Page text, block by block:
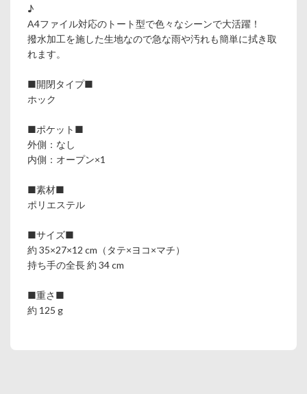
♪
A4ファイル対応のトート型で色々なシーンで大活躍！
撥水加工を施した生地なので急な雨や汚れも簡単に拭き取
れます。
■開閉タイプ■
ホック
■ポケット■
外側：なし
内側：オープン×1
■素材■
ポリエステル
■サイズ■
約 35×27×12 cm（タテ×ヨコ×マチ）
持ち手の全長 約 34 cm
■重さ■
約 125 g